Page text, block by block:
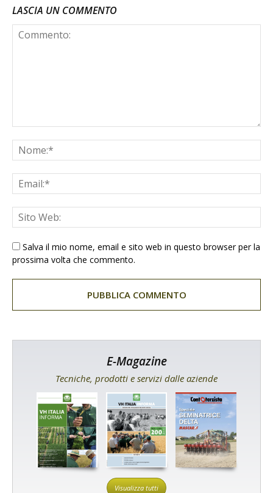
LASCIA UN COMMENTO
Salva il mio nome, email e sito web in questo browser per la
prossima volta che commento.
E-Magazine
Tecniche, prodotti e servizi dalle aziende
Visualizza tutti